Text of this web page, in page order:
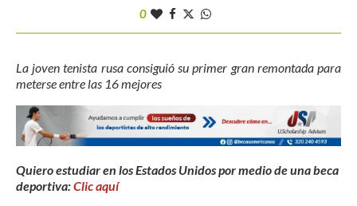
0
La joven tenista rusa consiguió su primer gran remontada para
meterse entre las 16 mejores
Quiero estudiar en los Estados Unidos por medio de una beca
deportiva:Clic aquí